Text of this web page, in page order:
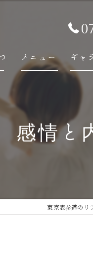
メニュー ギャ
感情と
東京表参道のリ